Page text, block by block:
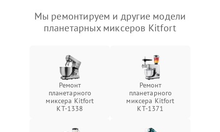
Мы ремонтируем и другие модели
планетарных миксеров Kitfort
Ремонт
планетарного
миксера Kitfort
КТ-1338
Ремонт
планетарного
миксера Kitfort
КТ-1371